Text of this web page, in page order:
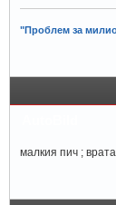
"Проблем за
малкия пич ;